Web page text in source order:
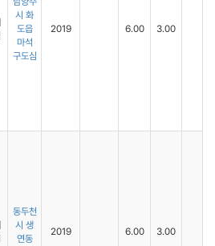
시 화
도읍
마석
구도심
2019 6.00 3.00
동두천
시 생
연동
2019 6.00 3.00